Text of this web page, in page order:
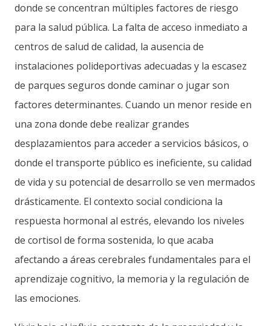
donde se concentran múltiples factores de riesgo
para la salud pública. La falta de acceso inmediato a
centros de salud de calidad, la ausencia de
instalaciones polideportivas adecuadas y la escasez
de parques seguros donde caminar o jugar son
factores determinantes. Cuando un menor reside en
una zona donde debe realizar grandes
desplazamientos para acceder a servicios básicos, o
donde el transporte público es ineficiente, su calidad
de vida y su potencial de desarrollo se ven mermados
drásticamente. El contexto social condiciona la
respuesta hormonal al estrés, elevando los niveles
de cortisol de forma sostenida, lo que acaba
afectando a áreas cerebrales fundamentales para el
aprendizaje cognitivo, la memoria y la regulación de
las emociones.